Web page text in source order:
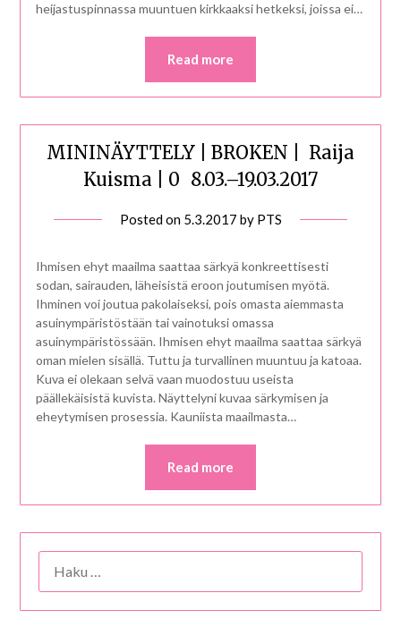
heijastuspinnassa muuntuen kirkkaaksi hetkeksi, joissa ei…
Read more
MININÄYTTELY | BROKEN | Raija
Kuisma | 0 8.03.–19.03.2017
Posted on 5.3.2017 by PTS
Ihmisen ehyt maailma saattaa särkyä konkreettisesti
sodan, sairauden, läheisistä eroon joutumisen myötä.
Ihminen voi joutua pakolaiseksi, pois omasta aiemmasta
asuinympäristöstään tai vainotuksi omassa
asuinympäristössään. Ihmisen ehyt maailma saattaa särkyä
oman mielen sisällä. Tuttu ja turvallinen muuntuu ja katoaa.
Kuva ei olekaan selvä vaan muodostuu useista
päällekäisistä kuvista. Näyttelyni kuvaa särkymisen ja
eheytymisen prosessia. Kauniista maailmasta…
Read more